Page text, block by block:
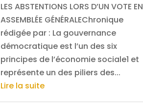
LES ABSTENTIONS LORS D’UN VOTE EN
ASSEMBLÉE GÉNÉRALEChronique
rédigée par : La gouvernance
démocratique est l’un des six
principes de l’économie sociale1 et
représente un des piliers des...
Lire la suite